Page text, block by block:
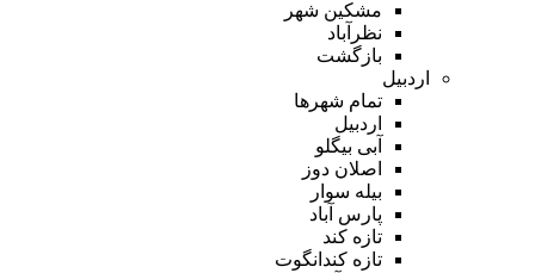
مشکین شهر
نظرآباد
بازگشت
اردبیل
تمام شهر‌ها
اردبیل
آبی بیگلو
اصلان دوز
بیله سوار
پارس آباد
تازه کند
تازه کندانگوت